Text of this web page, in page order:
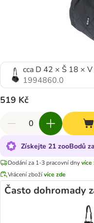
cca D 42 × Š 18 ×
1994860.0
519 Kč
Získejte 21 zooBodů
Dodání za 1-3 pracovní dnyvíce
Vrácení zbožívíce zde
Často dohromady